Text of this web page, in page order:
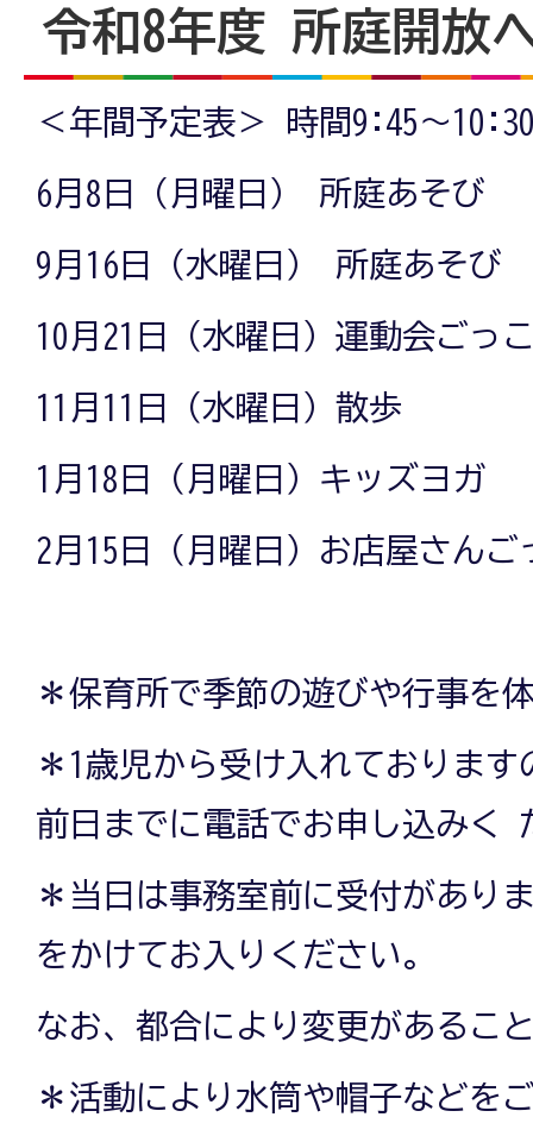
令和8年度 所庭開放
＜年間予定表＞ 時間9:45～
6月8日（月曜日） 所庭あそび
9月16日（水曜日） 所庭あそび
10月21日（水曜日）運動会ごっ
11月11日（水曜日）散歩
1月18日（月曜日）キッズヨガ
2月15日（月曜日）お店屋さんご
＊保育所で季節の遊びや行事を
＊1歳児から受け入れておりま
前日までに電話でお申し込みく
＊当日は事務室前に受付があり
をかけてお入りください。
なお、都合により変更があるこ
＊活動により水筒や帽子などを